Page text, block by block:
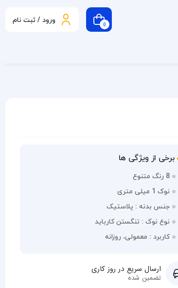
0 ورود / ثبت نام
برخی از ویژگی ها
8 رنگ متنوع
نوک 1 میلی متری
جنس بدنه : پلاستیک
نوع نوک : تنگستن کارباید
کاربرد : معمولی، روزانه
ارسال سریع در روز کاری
تضمین شده